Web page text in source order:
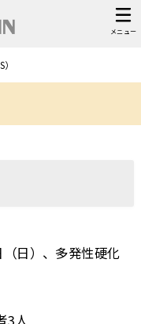
メニュー
日）、多発性硬化